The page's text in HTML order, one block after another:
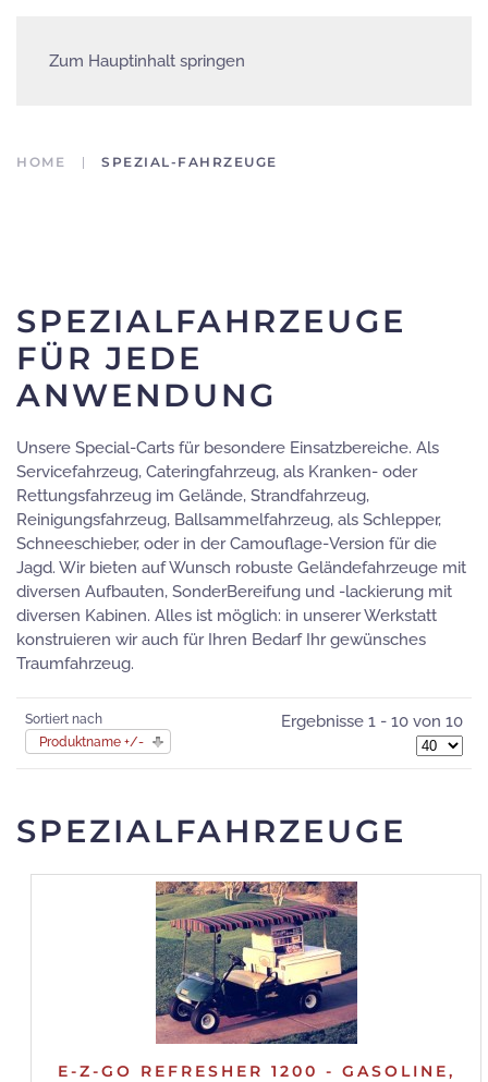
Zum Hauptinhalt springen
HOME SPEZIAL-FAHRZEUGE
SPEZIALFAHRZEUGE
FÜR JEDE
ANWENDUNG
Unsere Special-Carts für besondere Einsatzbereiche. Als
Servicefahrzeug, Cateringfahrzeug, als Kranken- oder
Rettungsfahrzeug im Gelände, Strandfahrzeug,
Reinigungsfahrzeug, Ballsammelfahrzeug, als Schlepper,
Schneeschieber, oder in der Camouflage-Version für die
Jagd. Wir bieten auf Wunsch robuste Geländefahrzeuge mit
diversen Aufbauten, SonderBereifung und -lackierung mit
diversen Kabinen. Alles ist möglich: in unserer Werkstatt
konstruieren wir auch für Ihren Bedarf Ihr gewünsches
Traumfahrzeug.
Sortiert nach
Produktname +/-
Ergebnisse 1 - 10 von 10
SPEZIALFAHRZEUGE
E-Z-GO REFRESHER 1200 - GASOLINE,